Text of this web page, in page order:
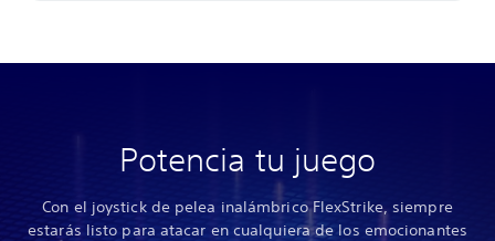
Potencia tu juego
Con el joystick de pelea inalámbrico FlexStrike, siempre
estarás listo para atacar en cualquiera de los emocionantes